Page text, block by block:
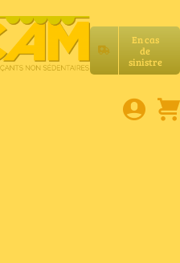
En cas
de
sinistre